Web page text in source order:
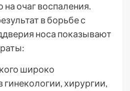
очаг воспаления.
в борьбе с
носа показывают
широко
гинекологии, хирургии,